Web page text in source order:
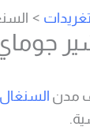
تغريدات
مدن السنغال